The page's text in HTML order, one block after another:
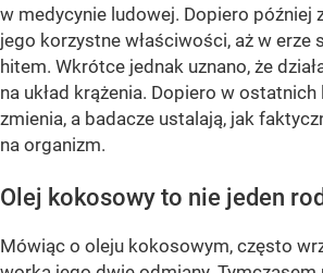
w medycynie ludowej. Dopiero później
jego korzystne właściwości, aż w erze
hitem. Wkrótce jednak uznano, że
na układ krążenia. Dopiero w
zmienia, a badacze ustalają, jak
na organizm.
Olej kokosowy to nie jeden
Mówiąc o oleju kokosowym, często